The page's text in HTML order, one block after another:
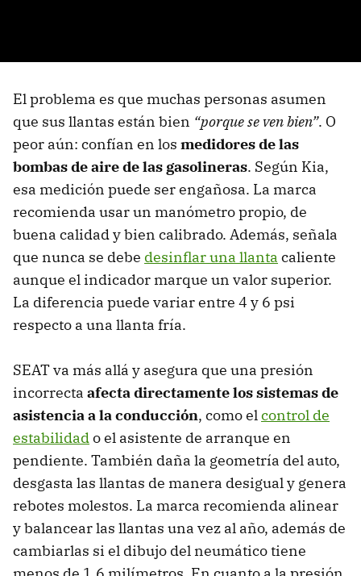
El problema es que muchas personas asumen
que sus llantas están bien “porque se ven bien”. O
peor aún: confían en los medidores de las
bombas de aire de las gasolineras. Según Kia,
esa medición puede ser engañosa. La marca
recomienda usar un manómetro propio, de
buena calidad y bien calibrado. Además, señala
que nunca se debe desinflar una llanta caliente
aunque el indicador marque un valor superior.
La diferencia puede variar entre 4 y 6 psi
respecto a una llanta fría.
SEAT va más allá y asegura que una presión
incorrecta afecta directamente los sistemas de
asistencia a la conducción, como elcontrol de
estabilidado el asistente de arranque en
pendiente. También daña la geometría del auto,
desgasta las llantas de manera desigual y genera
rebotes molestos. La marca recomienda alinear
y balancear las llantas una vez al año, además de
cambiarlas si el dibujo del neumático tiene